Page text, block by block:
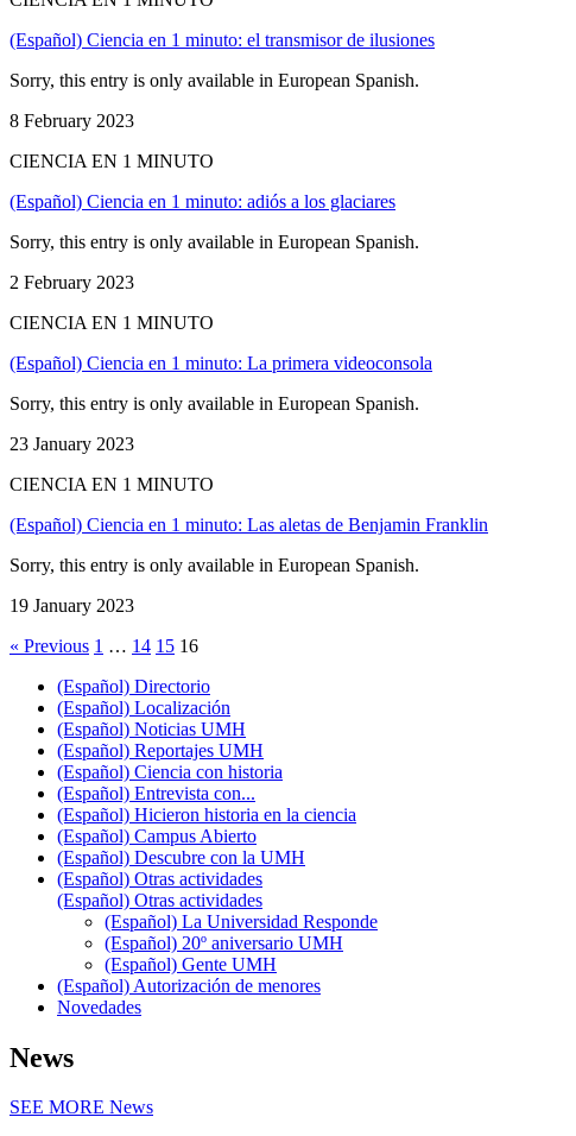
(Español) Ciencia en 1 minuto: el transmisor de ilusiones
Sorry, this entry is only available in European Spanish.
8 February 2023
CIENCIA EN 1 MINUTO
(Español) Ciencia en 1 minuto: adiós a los glaciares
Sorry, this entry is only available in European Spanish.
2 February 2023
CIENCIA EN 1 MINUTO
(Español) Ciencia en 1 minuto: La primera videoconsola
Sorry, this entry is only available in European Spanish.
23 January 2023
CIENCIA EN 1 MINUTO
(Español) Ciencia en 1 minuto: Las aletas de Benjamin Franklin
Sorry, this entry is only available in European Spanish.
19 January 2023
« Previous 1 … 14 15 16
(Español) Directorio
(Español) Localización
(Español) Noticias UMH
(Español) Reportajes UMH
(Español) Ciencia con historia
(Español) Entrevista con...
(Español) Hicieron historia en la ciencia
(Español) Campus Abierto
(Español) Descubre con la UMH
(Español) Otras actividades
(Español) Otras actividades
(Español) La Universidad Responde
(Español) 20º aniversario UMH
(Español) Gente UMH
(Español) Autorización de menores
Novedades
News
SEE MORE News